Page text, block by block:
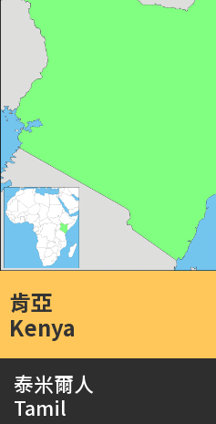
肯亞
Kenya
泰米爾人
Tamil